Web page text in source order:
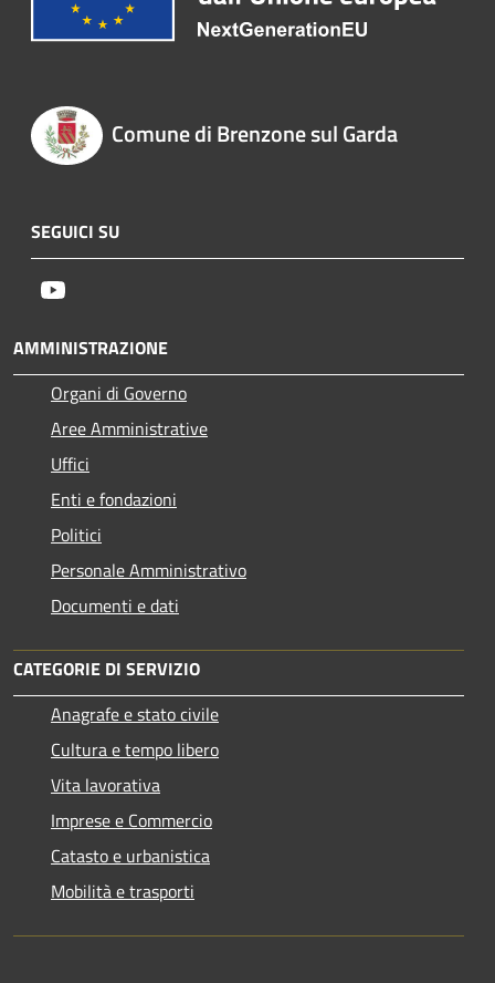
Comune di Brenzone sul Garda
SEGUICI SU
AMMINISTRAZIONE
Organi di Governo
Aree Amministrative
Uffici
Enti e fondazioni
Politici
Personale Amministrativo
Documenti e dati
CATEGORIE DI SERVIZIO
Anagrafe e stato civile
Cultura e tempo libero
Vita lavorativa
Imprese e Commercio
Catasto e urbanistica
Mobilità e trasporti